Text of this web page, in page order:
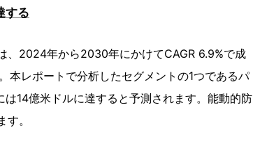
する
、2024年から2030年にかけてCAGR 6.9%で成
レポートで分析したセグメントの1つであるパ
14億米ドルに達すると予測されます。能動的防
。